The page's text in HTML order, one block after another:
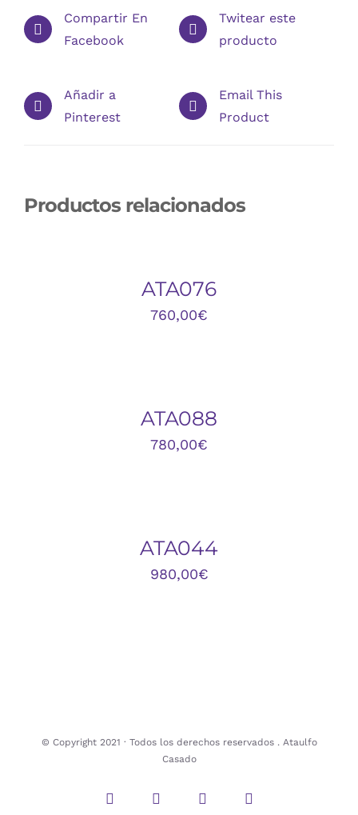
Compartir En
Facebook
Twitear este
producto
Añadir a
Pinterest
Email This
Product
Productos relacionados
AÑADIR
ATA076
760,00€
DETALLESATA088
780,00€
ATA044
980,00€
© Copyright 2021 · Todos los derechos reservados . Ataulfo
Casado
Instagram Twitter Facebook